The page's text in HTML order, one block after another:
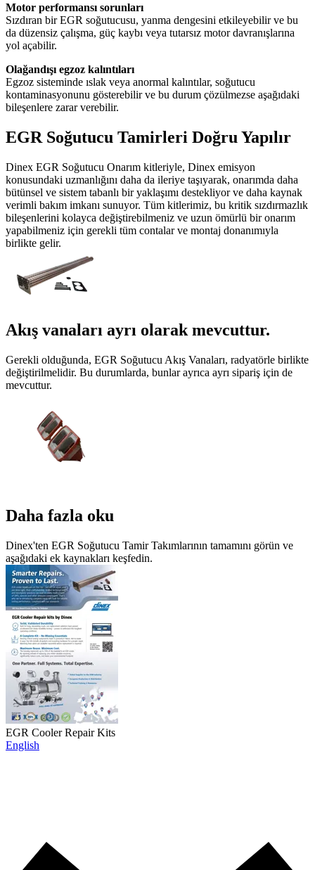
Motor performansı sorunları
Sızdıran bir EGR soğutucusu, yanma dengesini etkileyebilir ve bu
da düzensiz çalışma, güç kaybı veya tutarsız motor davranışlarına
yol açabilir.
Olağandışı egzoz kalıntıları
Egzoz sisteminde ıslak veya anormal kalıntılar, soğutucu
kontaminasyonunu gösterebilir ve bu durum çözülmezse aşağıdaki
bileşenlere zarar verebilir.
EGR Soğutucu Tamirleri Doğru Yapılır
Dinex EGR Soğutucu Onarım kitleriyle, Dinex emisyon
konusundaki uzmanlığını daha da ileriye taşıyarak, onarımda daha
bütünsel ve sistem tabanlı bir yaklaşımı destekliyor ve daha kaynak
verimli bakım imkanı sunuyor. Tüm kitlerimiz, bu kritik sızdırmazlık
bileşenlerini kolayca değiştirebilmeniz ve uzun ömürlü bir onarım
yapabilmeniz için gerekli tüm contalar ve montaj donanımıyla
birlikte gelir.
Akış vanaları ayrı olarak mevcuttur.
Gerekli olduğunda, EGR Soğutucu Akış Vanaları, radyatörle birlikte
değiştirilmelidir. Bu durumlarda, bunlar ayrıca ayrı sipariş için de
mevcuttur.
Daha fazla oku
Dinex'ten EGR Soğutucu Tamir Takımlarının tamamını görün ve
aşağıdaki ek kaynakları keşfedin.
EGR Cooler Repair Kits
English